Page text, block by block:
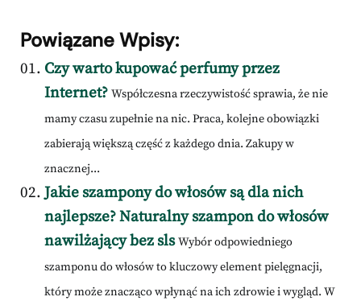
Powiązane Wpisy:
Czy warto kupować perfumy przez
Internet? Współczesna rzeczywistość sprawia, że nie
mamy czasu zupełnie na nic. Praca, kolejne obowiązki
zabierają większą część z każdego dnia. Zakupy w
znacznej...
Jakie szampony do włosów są dla nich
najlepsze? Naturalny szampon do włosów
nawilżający bez sls Wybór odpowiedniego
szamponu do włosów to kluczowy element pielęgnacji,
który może znacząco wpłynąć na ich zdrowie i wygląd. W